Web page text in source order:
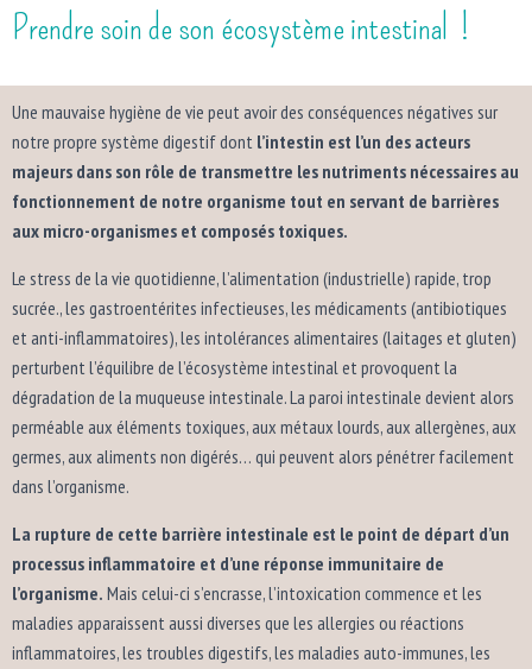
Prendre soin de son écosystème intestinal !
Une mauvaise hygiène de vie peut avoir des conséquences négatives sur
notre propre système digestif dont l’intestin est l’un des acteurs
majeurs dans son rôle de transmettre les nutriments nécessaires au
fonctionnement de notre organisme tout en servant de barrières
aux micro-organismes et composés toxiques.
Le stress de la vie quotidienne, l’alimentation (industrielle) rapide, trop
sucrée., les gastroentérites infectieuses, les médicaments (antibiotiques
et anti-inflammatoires), les intolérances alimentaires (laitages et gluten)
perturbent l’équilibre de l’écosystème intestinal et provoquent la
dégradation de la muqueuse intestinale. La paroi intestinale devient alors
perméable aux éléments toxiques, aux métaux lourds, aux allergènes, aux
germes, aux aliments non digérés… qui peuvent alors pénétrer facilement
dans l’organisme.
La rupture de cette barrière intestinale est le point de départ d’un
processus inflammatoire et d’une réponse immunitaire de
l’organisme. Mais celui-ci s’encrasse, l’intoxication commence et les
maladies apparaissent aussi diverses que les allergies ou réactions
inflammatoires, les troubles digestifs, les maladies auto-immunes, les